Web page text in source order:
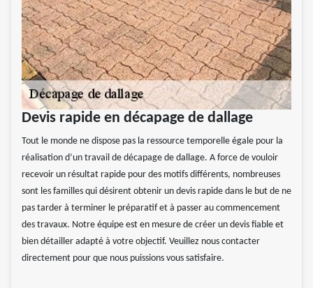
Devis rapide en décapage de dallage
Tout le monde ne dispose pas la ressource temporelle égale pour la
réalisation d’un travail de décapage de dallage. A force de vouloir
recevoir un résultat rapide pour des motifs différents, nombreuses
sont les familles qui désirent obtenir un devis rapide dans le but de ne
pas tarder à terminer le préparatif et à passer au commencement
des travaux. Notre équipe est en mesure de créer un devis fiable et
bien détailler adapté à votre objectif. Veuillez nous contacter
directement pour que nous puissions vous satisfaire.